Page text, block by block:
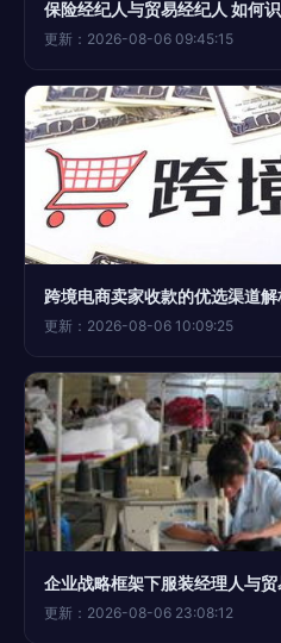
保险经纪人与贸易经纪人 如何
更新：2026-08-06 09:45:15
跨境电商卖家收款的优选渠道
更新：2026-08-06 10:09:25
企业战略框架下服装经理人与
更新：2026-08-06 23:08:12